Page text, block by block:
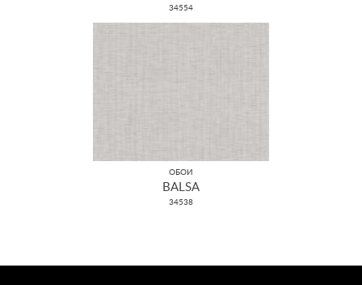
34554
ОБОИ
BALSA
34538